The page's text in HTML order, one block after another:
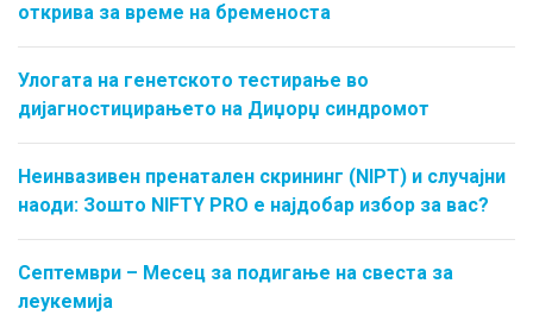
открива за време на бременоста
Улогата на генетското тестирање во
дијагностицирањето на Диџорџ синдромот
Неинвазивен пренатален скрининг (NIPT) и случајни
наоди: Зошто NIFTY PRO е најдобар избор за вас?
Септември – Месец за подигање на свеста за
леукемија